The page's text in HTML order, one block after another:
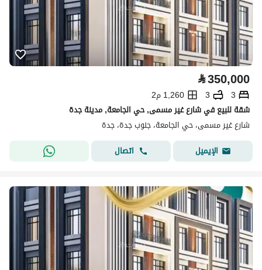
⃁350,000
3
3
1,260 م2
شقة للبيع في شارع غير مسمى, حي الجامعة, مدينة جدة
شارع غير مسمى، حي الجامعة، جنوب جدة، جدة
الإيميل
اتصال